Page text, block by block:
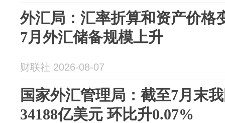
外汇局：汇率折算和资产价格
7月外汇储备规模上升
财联社 2026-08-07
国家外汇管理局：截至7月末
34188亿美元 环比升0.07%